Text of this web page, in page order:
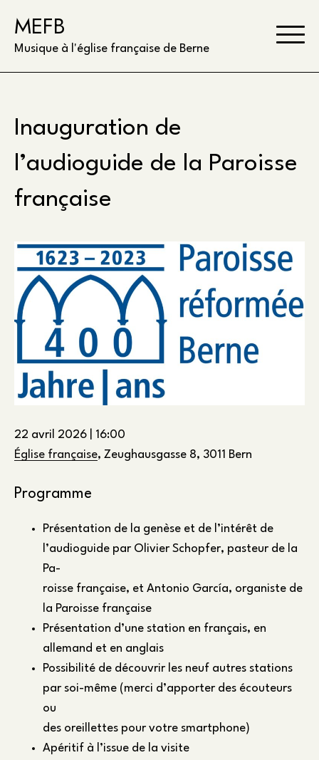
content
MEFB
Musique à l'église française de Berne
Inauguration de
l’audioguide de la Paroisse
française
22 avril 2026
16:00
Église française, Zeughausgasse 8, 3011 Bern
Programme
Présentation de la genèse et de l’intérêt de
l’audioguide par Olivier Schopfer, pasteur de la
Pa-
roisse française, et Antonio García, organiste de
la Paroisse française
Présentation d’une station en français, en
allemand et en anglais
Possibilité de découvrir les neuf autres stations
par soi-même (merci d’apporter des écouteurs
ou
des oreillettes pour votre smartphone)
Apéritif à l’issue de la visite